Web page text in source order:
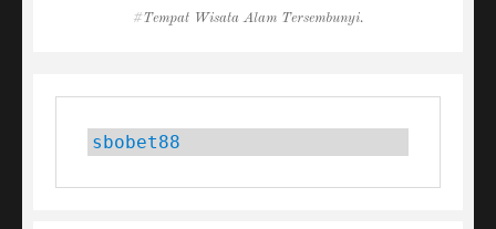
Tags
Tempat Wisata Alam Tersembunyi.
sbobet88